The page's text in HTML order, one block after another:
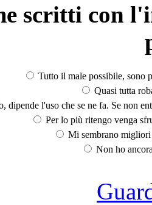
scritti con
Tutto il male possibile, sono
Quasi tutta
dipende l'uso che se ne fa. Se non
Per lo più ritengo venga
Mi sembrano
Non ho